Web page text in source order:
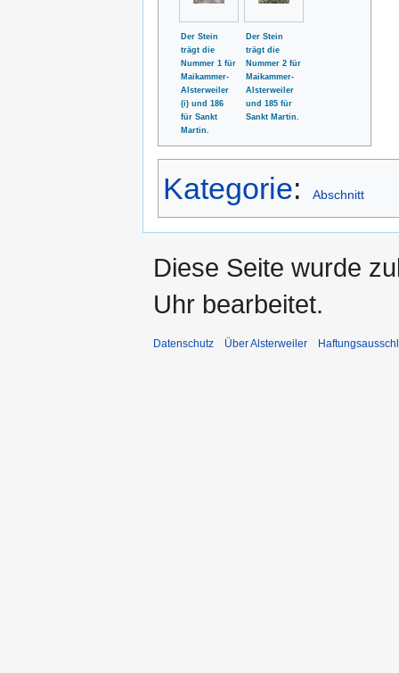
Der Stein
trägt die
Nummer 1 für
Maikammer-
Alsterweiler
(i) und 186
für Sankt
Martin.
Der Stein
trägt die
Nummer 2 für
Maikammer-
Alsterweiler
und 185 für
Sankt Martin.
Kategorie: Abschnitt
Diese Seite wurde
Uhr bearbeitet.
Datenschutz Über Alsterweiler